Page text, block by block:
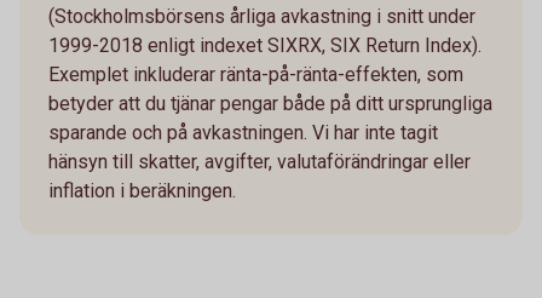
(Stockholmsbörsens årliga avkastning i snitt under
1999-2018 enligt indexet SIXRX, SIX Return Index).
Exemplet inkluderar ränta-på-ränta-effekten, som
betyder att du tjänar pengar både på ditt ursprungliga
sparande och på avkastningen. Vi har inte tagit
hänsyn till skatter, avgifter, valutaförändringar eller
inflation i beräkningen.